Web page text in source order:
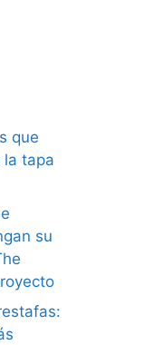
que
la tapa
su